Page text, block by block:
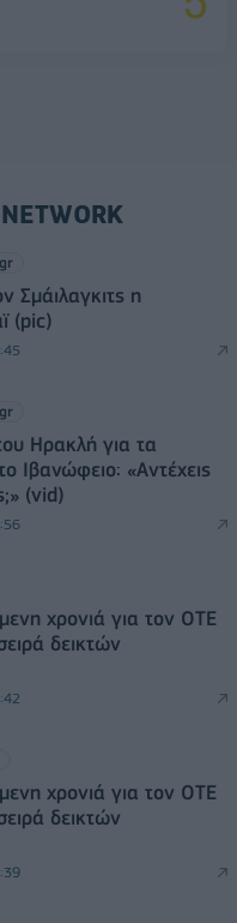
Σμάιλαγκιτς η
(pic)
Ηρακλή για τα
Ιβανώφειο: «Αντέχεις
(vid)
χρονιά για τον ΟΤΕ
δεικτών
χρονιά για τον ΟΤΕ
δεικτών